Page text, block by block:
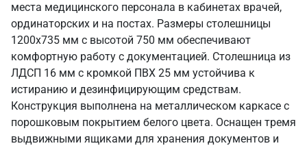
места медицинского персонала в кабинетах врачей,
ординаторских и на постах. Размеры столешницы
1200х735 мм с высотой 750 мм обеспечивают
комфортную работу с документацией. Столешница из
ЛДСП 16 мм с кромкой ПВХ 25 мм устойчива к
истиранию и дезинфицирующим средствам.
Конструкция выполнена на металлическом каркасе с
порошковым покрытием белого цвета. Оснащен тремя
выдвижными ящиками для хранения документов и